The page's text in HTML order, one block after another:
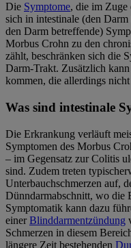
Die Symptome, die im Zuge
sich in intestinale (den
den Darm betreffende)
Morbus Crohn zu den
zählt, beschränken sich die
Darm-Trakt. Zusätzlich
kommen, die allerdings
Was sind intestinale
Die Erkrankung verläuft
Symptomen des Morbus
– im Gegensatz zur Colitis
sind. Zudem treten
Unterbauchschmerzen auf,
Dünndarmabschnitt, wo die
Symptomatik kann dazu
einerBlinddarmentzündung
Schmerzen in diesem
längere Zeit bestehenden